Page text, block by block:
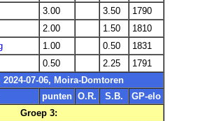
3.00 3.50
1790
2.00 1.50
1810
1.00 0.50
1831
0.50 2.25
1791
2024-07-06, Moira-Domtoren
punten O.R. S.B.
GP-elo
Groep 3: